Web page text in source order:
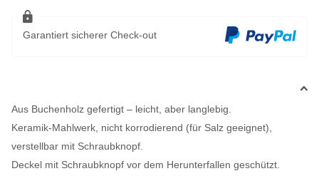
Garantiert sicherer Check-out
Aus Buchenholz gefertigt – leicht, aber langlebig.
Keramik-Mahlwerk, nicht korrodierend (für Salz geeignet),
verstellbar mit Schraubknopf.
Deckel mit Schraubknopf vor dem Herunterfallen geschützt.